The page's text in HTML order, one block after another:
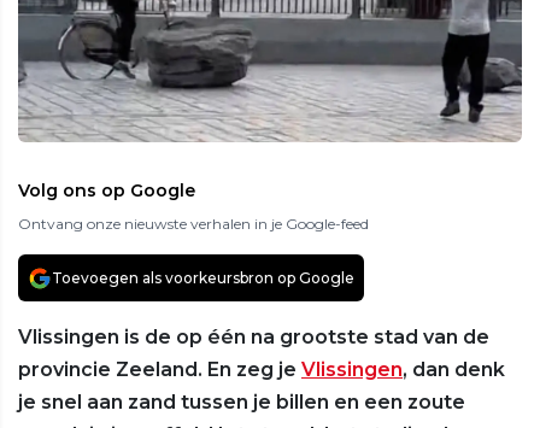
Volg ons op Google
Ontvang onze nieuwste verhalen in je Google-feed
Toevoegen als voorkeursbron op Google
Vlissingen is de op één na grootste stad van de
provincie Zeeland. En zeg je Vlissingen, dan denk
je snel aan zand tussen je billen en een zoute